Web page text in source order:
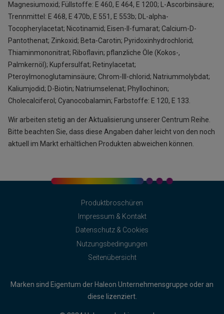
Magnesiumoxid; Füllsto­ffe: E 460, E 464, E 1200; L-Ascorbinsäure;
Trennmittel: E 468, E 470b, E 551, E 553b; DL-alpha-
Tocopherylacetat; Nicotinamid; Eisen-II-fumarat; Calcium-D-
Pantothenat; Zinkoxid; Beta-Carotin; Pyridoxinhydrochlorid;
Thiaminmononitrat; Riboflavin; pflanzliche Öle (Kokos-,
Palmkernöl); Kupfersulfat; Retinylacetat;
Pteroylmonoglutaminsäure; Chrom-III-chlorid; Natriummolybdat;
Kaliumjodid; D-Biotin; Natriumselenat; Phyllochinon;
Cholecalciferol; Cyanocobalamin; Farbstoffe: E 120, E 133.
Wir arbeiten stetig an der Aktualisierung unserer Centrum Reihe.
Bitte beachten Sie, dass diese Angaben daher leicht von den noch
aktuell im Markt erhältlichen Produkten abweichen können.
Produktbroschüren
Impressum & Kontakt
Datenschutz & Cookies
Nutzungsbedingungen
Seitenübersicht
Marken sind Eigentum der Haleon Unternehmensgruppe oder an
diese lizenziert.